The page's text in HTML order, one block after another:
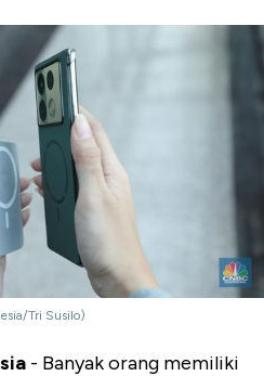
Tri Susilo)
- Banyak orang memiliki